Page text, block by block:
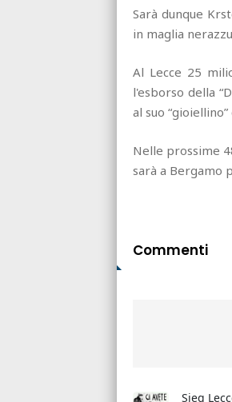
Sarà dunque
in maglia
Al Lecce 25
l'esborso della
al suo “gioiellino”
Nelle prossime
sarà a Bergamo
Commenti